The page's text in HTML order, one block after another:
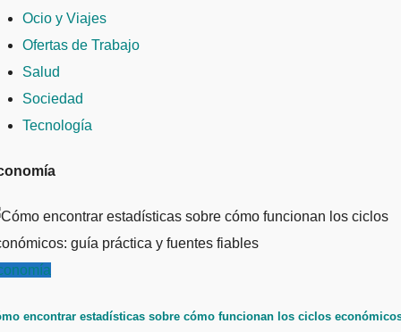
Ocio y Viajes
Ofertas de Trabajo
Salud
Sociedad
Tecnología
encontrar estadísticas sobre cómo funcionan los ciclos